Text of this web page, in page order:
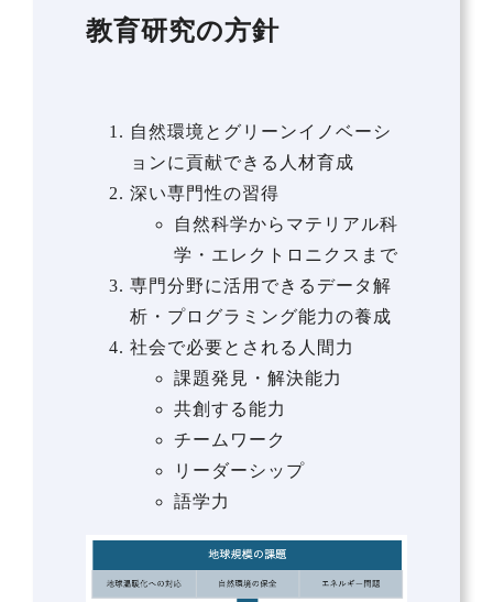
教育研究の方針
自然環境とグリーンイノベーシ
ョンに貢献できる人材育成
深い専門性の習得
自然科学からマテリアル科
学・エレクトロニクスまで
専門分野に活用できるデータ解
析・プログラミング能力の養成
社会で必要とされる人間力
課題発見・解決能力
共創する能力
チームワーク
リーダーシップ
語学力